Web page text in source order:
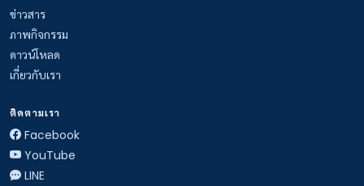
ข่าวสาร
ภาพกิจกรรม
ดาวน์โหลด
เกี่ยวกับเรา
ติดตามเรา
Facebook
YouTube
LINE